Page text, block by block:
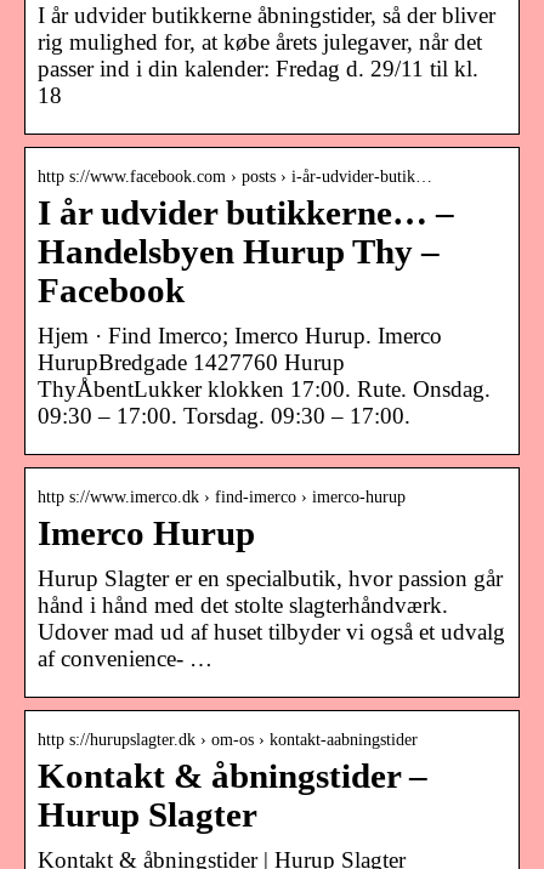
I år udvider butikkerne åbningstider, så der bliver
rig mulighed for, at købe årets julegaver, når det
passer ind i din kalender: Fredag d. 29/11 til kl.
18
http s://www.facebook.com › posts › i-år-udvider-butik…
I år udvider butikkerne… –
Handelsbyen Hurup Thy –
Facebook
Hjem · Find Imerco; Imerco Hurup. Imerco
HurupBredgade 1427760 Hurup
ThyÅbentLukker klokken 17:00. Rute. Onsdag.
09:30 – 17:00. Torsdag. 09:30 – 17:00.
http s://www.imerco.dk › find-imerco › imerco-hurup
Imerco Hurup
Hurup Slagter er en specialbutik, hvor passion går
hånd i hånd med det stolte slagterhåndværk.
Udover mad ud af huset tilbyder vi også et udvalg
af convenience- …
http s://hurupslagter.dk › om-os › kontakt-aabningstider
Kontakt & åbningstider –
Hurup Slagter
Kontakt & åbningstider | Hurup Slagter